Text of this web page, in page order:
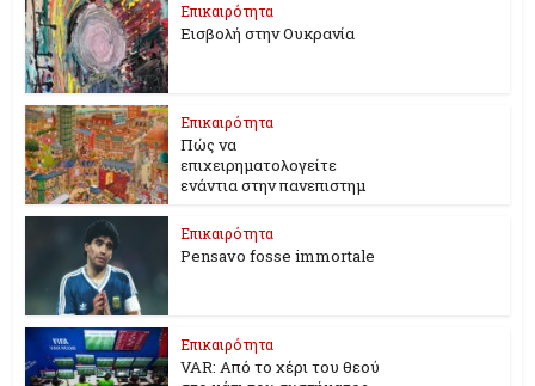
Επικαιρότητα
Εισβολή στην Ουκρανία
Επικαιρότητα
Πώς να
επιχειρηματολογείτε
ενάντια στην πανεπιστημ
Επικαιρότητα
Pensavo fosse immortale
Επικαιρότητα
VAR: Από το χέρι του θεού